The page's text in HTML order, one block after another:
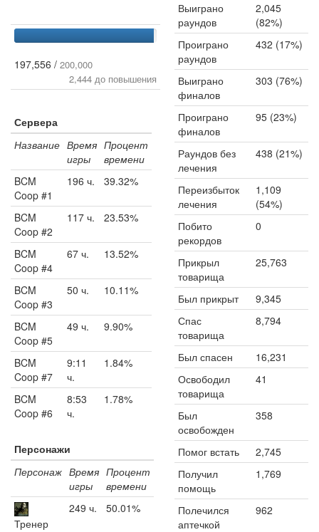
197,556 / 200,000
2,444 до повышения
Сервера
Название Время
игры
Процент
времени
BCM
Coop #1
196 ч. 39.32%
BCM
Coop #2
117 ч. 23.53%
BCM
Coop #4
67 ч. 13.52%
BCM
Coop #3
50 ч. 10.11%
BCM
Coop #5
49 ч. 9.90%
BCM
Coop #7
9:11
ч.
1.84%
BCM
Coop #6
8:53
ч.
1.78%
Персонажи
Персонаж Время
игры
Процент
времени
Тренер
249 ч. 50.01%
Выиграно
раундов
2,045
(82%)
Проиграно
раундов
432 (17%)
Выиграно
финалов
303 (76%)
Проиграно
финалов
95 (23%)
Раундов без
лечения
438 (21%)
Переизбыток
лечения
1,109
(54%)
Побито
рекордов
0
Прикрыл
товарища
25,763
Был прикрыт
9,345
Спас
товарища
8,794
Был спасен
16,231
Освободил
товарища
41
Был
освобожден
358
Помог встать
2,745
Получил
помощь
1,769
Полечился
аптечкой
962